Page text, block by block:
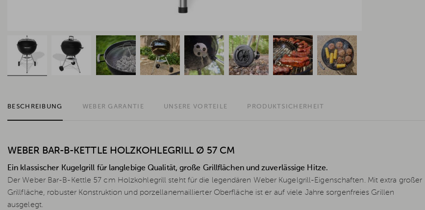
BESCHREIBUNG WEBER GARANTIE UNSERE VORTEILE PRODUKTSICHERHEIT
WEBER BAR-B-KETTLE HOLZKOHLEGRILL Ø 57 CM
Ein klassischer Kugelgrill für langlebige Qualität, große Grillflächen und zuverlässige Hitze.
Der Weber Bar-B-Kettle 57 cm Holzkohlegrill steht für die legendären Weber Kugelgrill-Eigenschaften. Mit extra großer
Grillfläche, robuster Konstruktion und porzellanemaillierter Oberfläche ist er auf viele Jahre sorgenfreies Grillen
ausgelegt.